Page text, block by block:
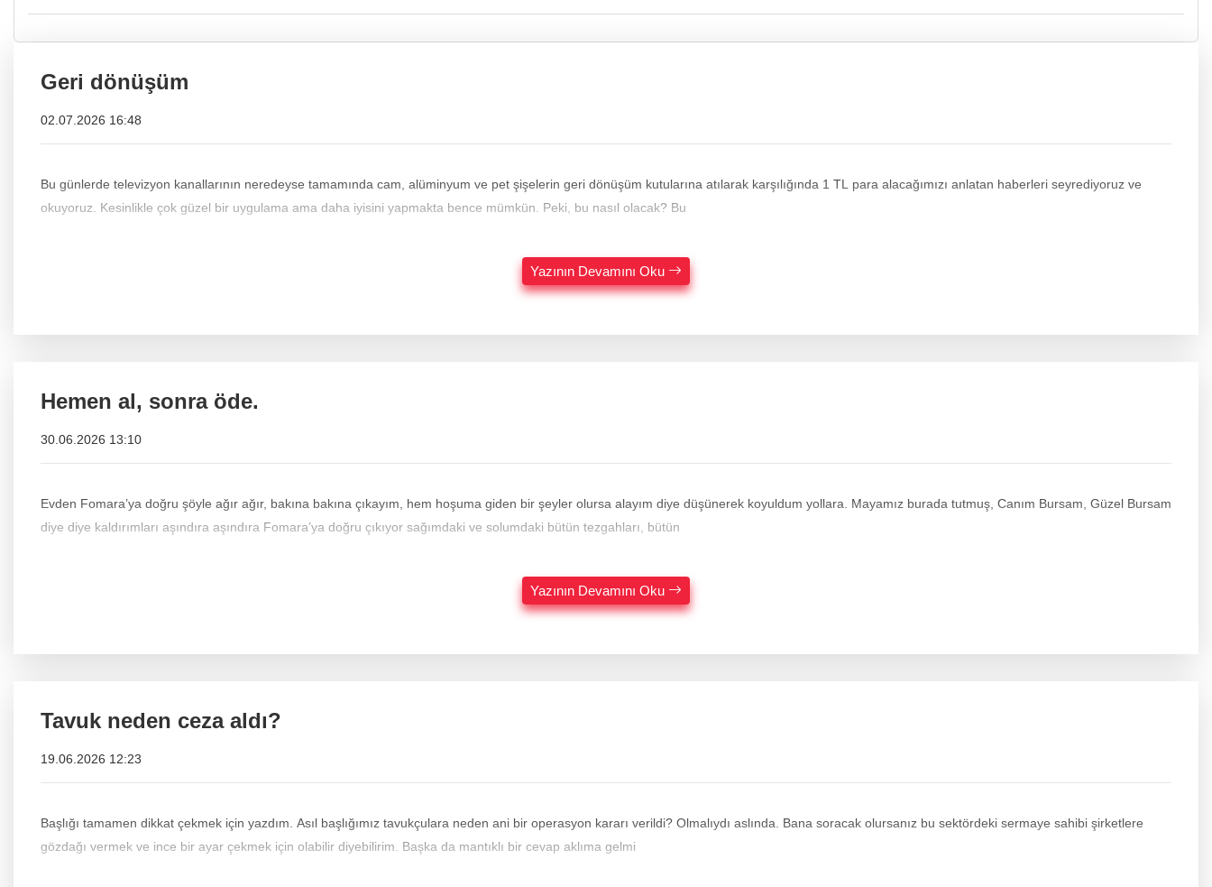
Geri dönüşüm
02.07.2026 16:48
Bu günlerde televizyon kanallarının neredeyse tamamında cam, alüminyum ve pet şişelerin geri dönüşüm kutularına atılarak karşılığında 1 TL para alacağımızı anlatan haberleri seyrediyoruz ve
okuyoruz. Kesinlikle çok güzel bir uygulama ama daha iyisini yapmakta bence mümkün. Peki, bu nasıl olacak? Bu
Yazının Devamını Oku
Hemen al, sonra öde.
30.06.2026 13:10
Evden Fomara’ya doğru şöyle ağır ağır, bakına bakına çıkayım, hem hoşuma giden bir şeyler olursa alayım diye düşünerek koyuldum yollara. Mayamız burada tutmuş, Canım Bursam, Güzel Bursam
diye diye kaldırımları aşındıra aşındıra Fomara’ya doğru çıkıyor sağımdaki ve solumdaki bütün tezgahları, bütün
Yazının Devamını Oku
Tavuk neden ceza aldı?
19.06.2026 12:23
Başlığı tamamen dikkat çekmek için yazdım. Asıl başlığımız tavukçulara neden ani bir operasyon kararı verildi? Olmalıydı aslında. Bana soracak olursanız bu sektördeki sermaye sahibi şirketlere
gözdağı vermek ve ince bir ayar çekmek için olabilir diyebilirim. Başka da mantıklı bir cevap aklıma gelmi